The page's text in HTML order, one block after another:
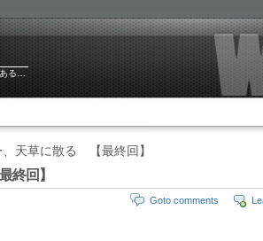
る…
天草に散る 【最終回】
終回】
Goto comments